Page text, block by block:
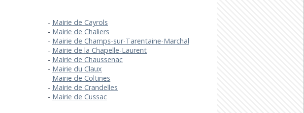
Mairie de Cayrols
Mairie de Chaliers
Mairie de Champs-sur-Tarentaine-Marchal
Mairie de la Chapelle-Laurent
Mairie de Chaussenac
Mairie du Claux
Mairie de Coltines
Mairie de Crandelles
Mairie de Cussac